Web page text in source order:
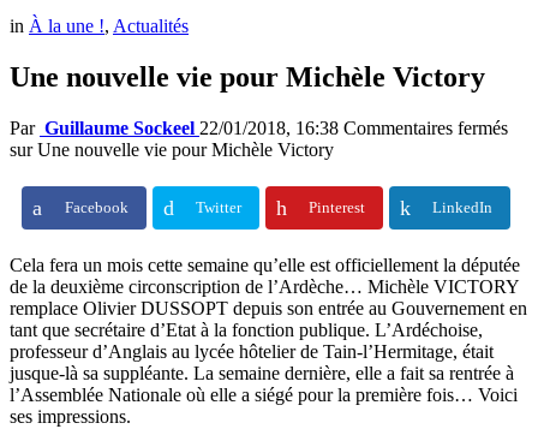
in À la une !, Actualités
Une nouvelle vie pour Michèle Victory
Par Guillaume Sockeel 22/01/2018, 16:38 Commentaires fermés
sur Une nouvelle vie pour Michèle Victory
Facebook Twitter Pinterest LinkedIn
Cela fera un mois cette semaine qu’elle est officiellement la députée
de la deuxième circonscription de l’Ardèche… Michèle VICTORY
remplace Olivier DUSSOPT depuis son entrée au Gouvernement en
tant que secrétaire d’Etat à la fonction publique. L’Ardéchoise,
professeur d’Anglais au lycée hôtelier de Tain-l’Hermitage, était
jusque-là sa suppléante. La semaine dernière, elle a fait sa rentrée à
l’Assemblée Nationale où elle a siégé pour la première fois… Voici
ses impressions.